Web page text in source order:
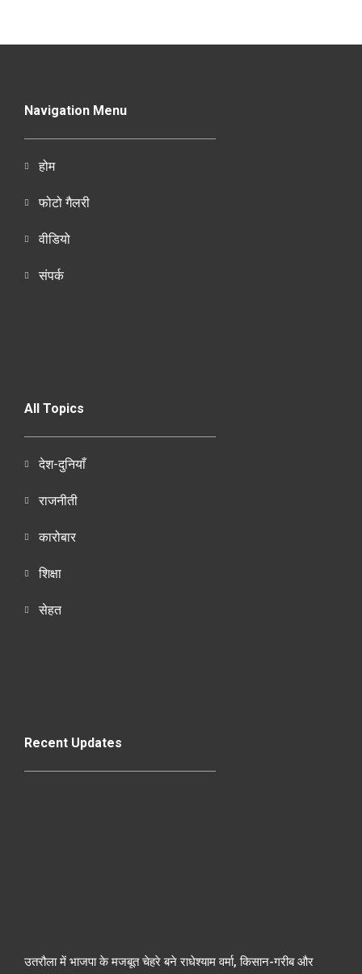
Navigation Menu
होम
फोटो गैलरी
वीडियो
संपर्क
All Topics
देश-दुनियाँ
राजनीती
कारोबार
शिक्षा
सेहत
Recent Updates
उतरौला में भाजपा के मजबूत चेहरे बने राधेश्याम वर्मा, किसान-गरीब और